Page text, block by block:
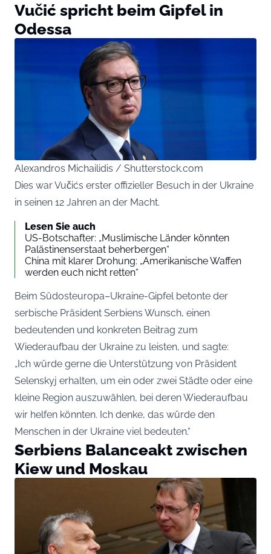
Vučić spricht beim Gipfel in
Odessa
Alexandros Michailidis / Shutterstock.com
Dies war Vučićs erster offizieller Besuch in der Ukraine
in seinen 12 Jahren an der Macht.
Lesen Sie auch
US-Botschafter: „Muslimische Länder könnten
Palästinenserstaat beherbergen“
China mit klarer Drohung: „Amerikanische Waffen
werden euch nicht retten“
Beim Südosteuropa–Ukraine-Gipfel betonte der
serbische Präsident Serbiens Wunsch, einen
bedeutenden und konkreten Beitrag zum
Wiederaufbau der Ukraine zu leisten, und sagte:
„Ich würde gerne die Unterstützung von Präsident
Selenskyj erhalten, um ein oder zwei Städte oder eine
kleine Region auszuwählen, bei deren Wiederaufbau
wir helfen könnten. Ich denke, das würde den
Menschen in der Ukraine viel bedeuten.“
Serbiens Balanceakt zwischen
Kiew und Moskau